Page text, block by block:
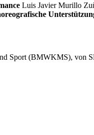
Luis Javier Murillo
Sport (BMWKMS), von